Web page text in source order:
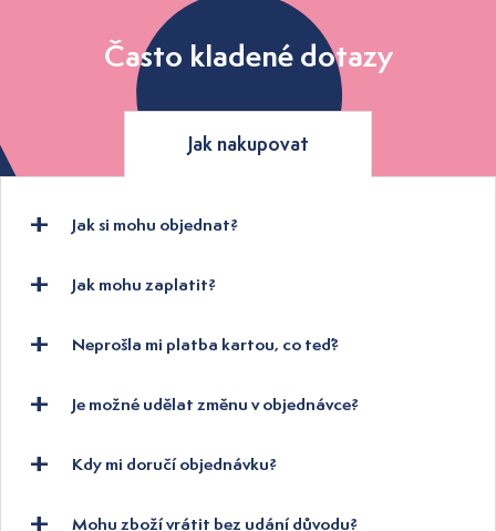
Často kladené dotazy
Jak nakupovat
Jak si mohu objednat?
Jak mohu zaplatit?
Neprošla mi platba kartou, co teď?
Je možné udělat změnu v objednávce?
Kdy mi doručí objednávku?
Mohu zboží vrátit bez udání důvodu?